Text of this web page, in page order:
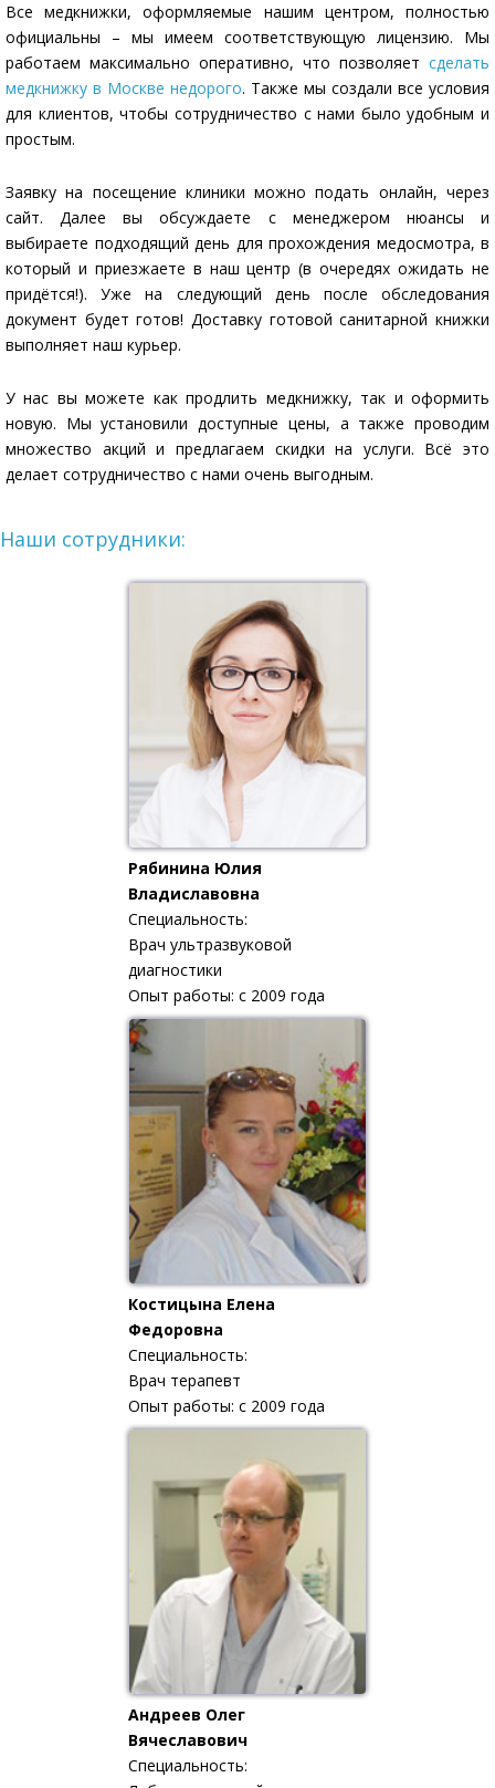
Все медкнижки, оформляемые нашим центром, полностью
официальны – мы имеем соответствующую лицензию. Мы
работаем максимально оперативно, что позволяет сделать
медкнижку в Москве недорого. Также мы создали все условия
для клиентов, чтобы сотрудничество с нами было удобным и
простым.
Заявку на посещение клиники можно подать онлайн, через
сайт. Далее вы обсуждаете с менеджером нюансы и
выбираете подходящий день для прохождения медосмотра, в
который и приезжаете в наш центр (в очередях ожидать не
придётся!). Уже на следующий день после обследования
документ будет готов! Доставку готовой санитарной книжки
выполняет наш курьер.
У нас вы можете как продлить медкнижку, так и оформить
новую. Мы установили доступные цены, а также проводим
множество акций и предлагаем скидки на услуги. Всё это
делает сотрудничество с нами очень выгодным.
Наши сотрудники:
Рябинина Юлия
Владиславовна
Специальность:
Врач ультразвуковой
диагностики
Опыт работы: с 2009 года
Костицына Елена
Федоровна
Специальность:
Врач терапевт
Опыт работы: с 2009 года
Андреев Олег
Вячеславович
Специальность: